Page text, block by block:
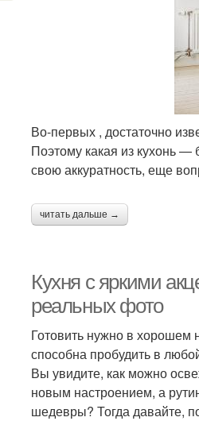
Во-первых , достаточно
Поэтому какая из кухонь —
свою аккуратность, еще
читать дальше →
Кухня с яркими
реальных фото
Готовить нужно в хорошем
способна пробудить в
Вы увидите, как можно
новым настроением, а
шедевры? Тогда давайте,